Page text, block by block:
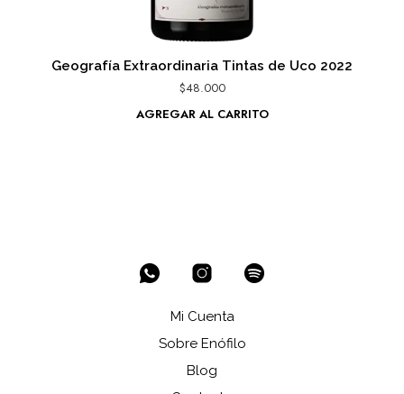
Geografía Extraordinaria Tintas de Uco 2022
$48.000
AGREGAR AL CARRITO
Mi Cuenta
Sobre Enófilo
Blog